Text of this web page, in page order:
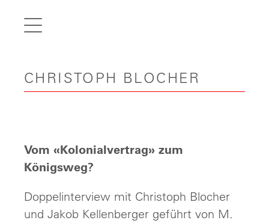
CHRISTOPH BLOCHER
en
Home
Carreer
Contact
Vom «Kolonialvertrag» zum
Königsweg?
Doppelinterview mit Christoph Blocher
und Jakob Kellenberger geführt von M.